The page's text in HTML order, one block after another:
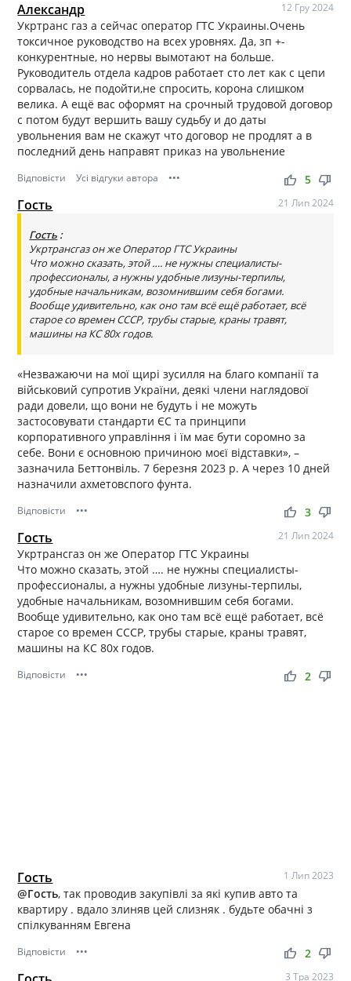
Александр 12 Гру 2024
Укртранс газ а сейчас оператор ГТС Украины.Очень
токсичное руководство на всех уровнях. Да, зп +-
конкурентные, но нервы вымотают на больше.
Руководитель отдела кадров работает сто лет как с цепи
сорвалась, не подойти,не спросить, корона слишком
велика. А ещё вас оформят на срочный трудовой договор
с потом будут вершить вашу судьбу и до даты
увольнения вам не скажут что договор не продлят а в
последний день направят приказ на увольнение
Відповісти Усі відгуки автора ••• thumb_up thumb_down
5
Гость 21 Лип 2024
Гость :
Укртрансгаз он же Оператор ГТС Украины
Что можно сказать, этой …. не нужны специалисты-
профессионалы, а нужны удобные лизуны-терпилы,
удобные начальникам, возомнившим себя богами.
Вообще удивительно, как оно там всё ещё работает, всё
старое со времен СССР, трубы старые, краны травят,
машины на КС 80х годов.
«Незважаючи на мої щирі зусилля на благо компанії та
військовий супротив України, деякі члени наглядової
ради довели, що вони не будуть і не можуть
застосовувати стандарти ЄС та принципи
корпоративного управління і їм має бути соромно за
себе. Вони є основною причиною моєї відставки», –
зазначила Беттонвіль. 7 березня 2023 р. А через 10 дней
назначили ахметовспого фунта.
Відповісти ••• thumb_up thumb_down
3
Гость 21 Лип 2024
Укртрансгаз он же Оператор ГТС Украины
Что можно сказать, этой …. не нужны специалисты-
профессионалы, а нужны удобные лизуны-терпилы,
удобные начальникам, возомнившим себя богами.
Вообще удивительно, как оно там всё ещё работает, всё
старое со времен СССР, трубы старые, краны травят,
машины на КС 80х годов.
Відповісти ••• thumb_up thumb_down
2
Гость 1 Лип 2023
@Гость, так проводив закупівлі за які купив авто та
квартиру . вдало злиняв цей слизняк . будьте обачні з
спілкуванням Евгена
Відповісти ••• thumb_up thumb_down
2
3 Тра 2023